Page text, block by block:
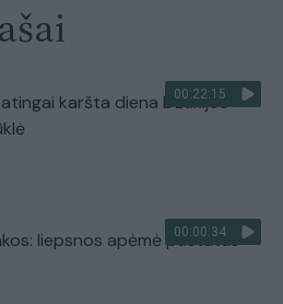
00:22:15
karšta diena Dzūkijos
00:00:34
liepsnos apėmė pastatus